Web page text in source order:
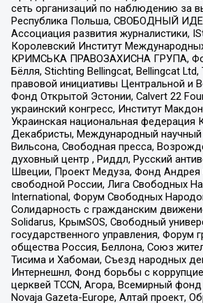
сеть организаций по наблюдению за
Республика Польша, СВОБОДНЫЙ
Ассоциация развития журналистики,
Королевский Институт
КРИМСЬКА ПРАВОЗАХИСНА ГРУПА,
Бёлля, Stichting Bellingcat, Bellingcat Ltd,
правовой инициативы Центральной и
Фонд Открытой Эстонии, Calvert 22
украинский конгресс, Институт
Украинская национальная федерация
Декабристы, Международный научный
Вильсона, Свободная пресса,
духовный центр , Риддл, Русский
Швеции, Проект Медуза, Фонд Андрея
свободной России, Лига Свободных
International, Форум Свободных
Солидарность с гражданским
Solidarus, КрымSOS, Свободный
государственного управления, Форум
общества Россия, Беллона, Союз
Тисима и Хабомаи, Съезд народных
Интернешнл, Фонд борьбы с
церквей TCCN, Агора, Всемирный
Novaja Gazeta-Europe, Алтай проект,